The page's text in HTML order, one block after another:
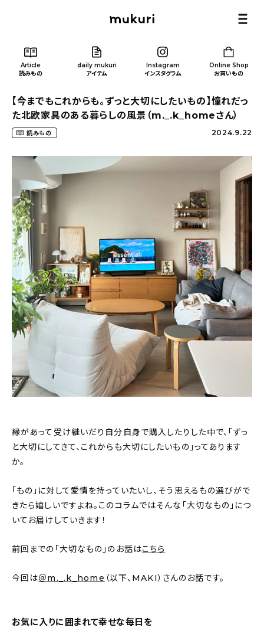
Article
読みもの
daily mukuri
アイテム
Instagram
インスタグラム
Online Shop
お買いもの
Article/ 読みもの
カテゴリー一覧
新着記事
人気の記事
おすすめの記事
コラム
インテリア
キッチン
収納/掃除
カテゴリー一覧
インテリア
【今までもこれからも。ずっと大切にしたいもの】憧れだっ
た北欧家具のある暮らしの風景（m._.k_homeさん）
読みもの 2024.9.22
縁があって受け継いだり自分自身で購入したりした中で、「ずっ
と大切にしてきて、これからも大切にしたいもの」ってあります
か。
「もの」に対して愛情を持っていたいし、そう思えるもの選びがで
きたら嬉しいですよね。このコラムではそんな「大切なもの」につ
いてお届けしていきます！
前回までの「大切なもの」のお話はこちら
今回は＠m._.k_home （以下、MAKI）さんのお話です。
お気に入りに囲まれて幸せな毎日を